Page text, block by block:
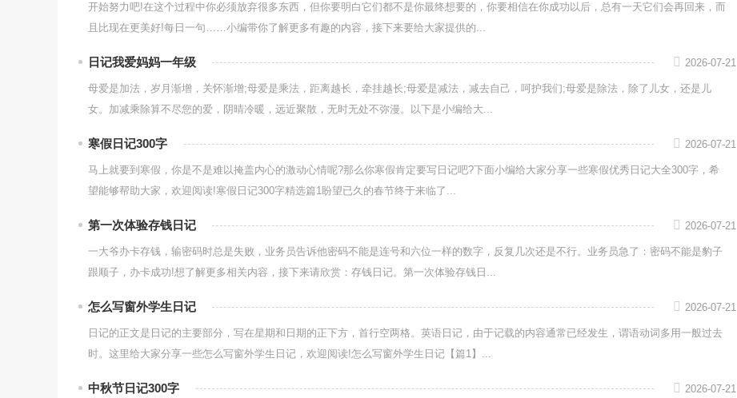
开始努力吧!在这个过程中你必须放弃很多东西，但你要明白它们都不是你最终想要的，你要相信在你成功以后，总有一天它们会再回来，而
且比现在更美好!每日一句……小编带你了解更多有趣的内容，接下来要给大家提供的...
日记我爱妈妈一年级
母爱是加法，岁月渐增，关怀渐增;母爱是乘法，距离越长，牵挂越长;母爱是减法，减去自己，呵护我们;母爱是除法，除了儿女，还是儿
女。加减乘除算不尽您的爱，阴晴冷暖，远近聚散，无时无处不弥漫。以下是小编给大...
2026-07-21
寒假日记300字
马上就要到寒假，你是不是难以掩盖内心的激动心情呢?那么你寒假肯定要写日记吧?下面小编给大家分享一些寒假优秀日记大全300字，希
望能够帮助大家，欢迎阅读!寒假日记300字精选篇1盼望已久的春节终于来临了...
2026-07-21
第一次体验存钱日记
一大爷办卡存钱，输密码时总是失败，业务员告诉他密码不能是连号和六位一样的数字，反复几次还是不行。业务员急了：密码不能是豹子
跟顺子，办卡成功!想了解更多相关内容，接下来请欣赏：存钱日记。第一次体验存钱日...
2026-07-21
怎么写窗外学生日记
日记的正文是日记的主要部分，写在星期和日期的正下方，首行空两格。英语日记，由于记载的内容通常已经发生，谓语动词多用一般过去
时。这里给大家分享一些怎么写窗外学生日记，欢迎阅读!怎么写窗外学生日记【篇1】...
2026-07-21
中秋节日记300字 2026-07-21